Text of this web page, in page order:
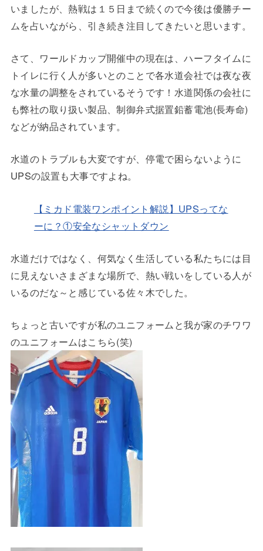
いましたが、熱戦は１５日まで続くので今後は優勝チー
ムを占いながら、引き続き注目してきたいと思います。
さて、ワールドカップ開催中の現在は、ハーフタイムに
トイレに行く人が多いとのことで各水道会社では夜な夜
な水量の調整をされているそうです！水道関係の会社に
も弊社の取り扱い製品、制御弁式据置鉛蓄電池(長寿命)
などが納品されています。
水道のトラブルも大変ですが、停電で困らないように
UPSの設置も大事ですよね。
【ミカド電装ワンポイント解説】UPSってな
ーに？①安全なシャットダウン
水道だけではなく、何気なく生活している私たちには目
に見えないさまざまな場所で、熱い戦いをしている人が
いるのだな～と感じている佐々木でした。
ちょっと古いですが私のユニフォームと我が家のチワワ
のユニフォームはこちら(笑)